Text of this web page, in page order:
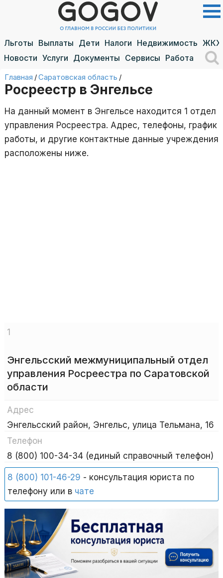
Льготы Выплаты Дети Налоги Недвижимость ЖКХ
Новости Услуги Документы Сервисы Работа
Главная /Саратовская область /
Росреестр в Энгельсе
На данный момент в Энгельсе находится 1 отдел
управления Росреестра. Адрес, телефоны, график
работы, и другие контактные данные учреждения
расположены ниже.
1
Энгельсский межмуниципальный отдел
управления Росреестра по Саратовской
области
Адрес
Энгельсский район, Энгельс, улица Тельмана, 16
Телефон
8 (800) 100-34-34 (единый справочный телефон)
8 (800) 101-46-29 - консультация юриста по
телефону или в чате